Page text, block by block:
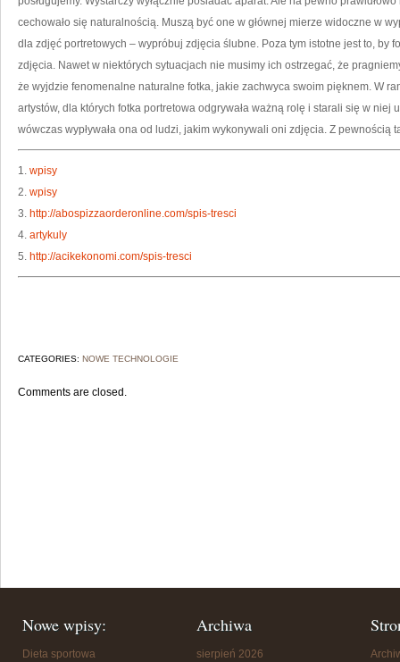
cechowało się naturalnością. Muszą być one w głównej mierze widoczne w
dla zdjęć portretowych – wypróbuj zdjęcia ślubne. Poza tym istotne jest to, by
zdjęcia. Nawet w niektórych sytuacjach nie musimy ich ostrzegać, że
że wyjdzie fenomenalne naturalne fotka, jakie zachwyca swoim pięknem. W
artystów, dla których fotka portretowa odgrywała ważną rolę i starali się w niej
wówczas wypływała ona od ludzi, jakim wykonywali oni zdjęcia. Z
1. wpisy
2. wpisy
3. http://abospizzaorderonline.com/spis-tresci
4. artykuly
5. http://acikekonomi.com/spis-tresci
CATEGORIES: NOWE TECHNOLOGIE
Comments are closed.
Nowe wpisy:
Dieta sportowa
Archiwa
sierpień 2026